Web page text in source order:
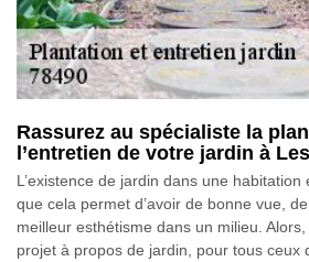
Rassurez au spécialiste la
l’entretien de votre jardin à
L’existence de jardin dans une
que cela permet d’avoir de bonne vue,
meilleur esthétisme dans un milieu.
projet à propos de jardin, pour tous ceux